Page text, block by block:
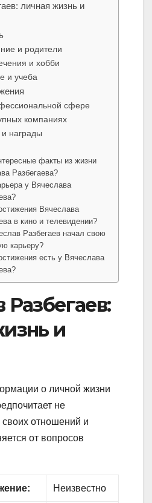
личная жизнь и
и родители
и хобби
и учеба
сфере
компаниях
награды
факты из жизни
Разбегаева?
у Вячеслава
Вячеслава
в кино и телевидении?
Разбегаев начал свою
карьеру?
есть у Вячеслава
Разбегаев:
и
о личной жизни
не
своих отношений и
от вопросов
Неизвестно